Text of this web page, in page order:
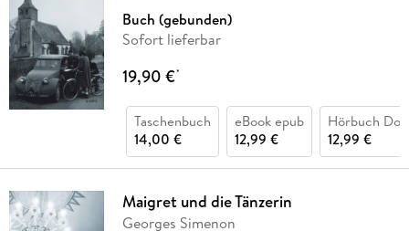
Buch (gebunden)
Sofort lieferbar
19,90 €*
Taschenbuch
14,00 €
eBook epub
12,99 €
Hörbuch
12,99 €
Maigret und die Tänzerin
Georges Simenon